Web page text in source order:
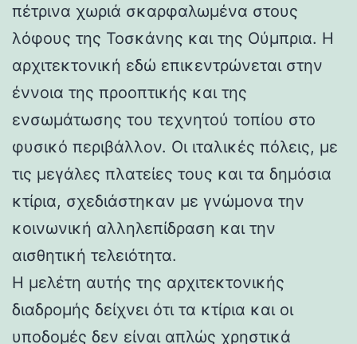
πέτρινα χωριά σκαρφαλωμένα στους
λόφους της Τοσκάνης και της Ούμπρια. Η
αρχιτεκτονική εδώ επικεντρώνεται στην
έννοια της προοπτικής και της
ενσωμάτωσης του τεχνητού τοπίου στο
φυσικό περιβάλλον. Οι ιταλικές πόλεις, με
τις μεγάλες πλατείες τους και τα δημόσια
κτίρια, σχεδιάστηκαν με γνώμονα την
κοινωνική αλληλεπίδραση και την
αισθητική τελειότητα.
Η μελέτη αυτής της αρχιτεκτονικής
διαδρομής δείχνει ότι τα κτίρια και οι
υποδομές δεν είναι απλώς χρηστικά